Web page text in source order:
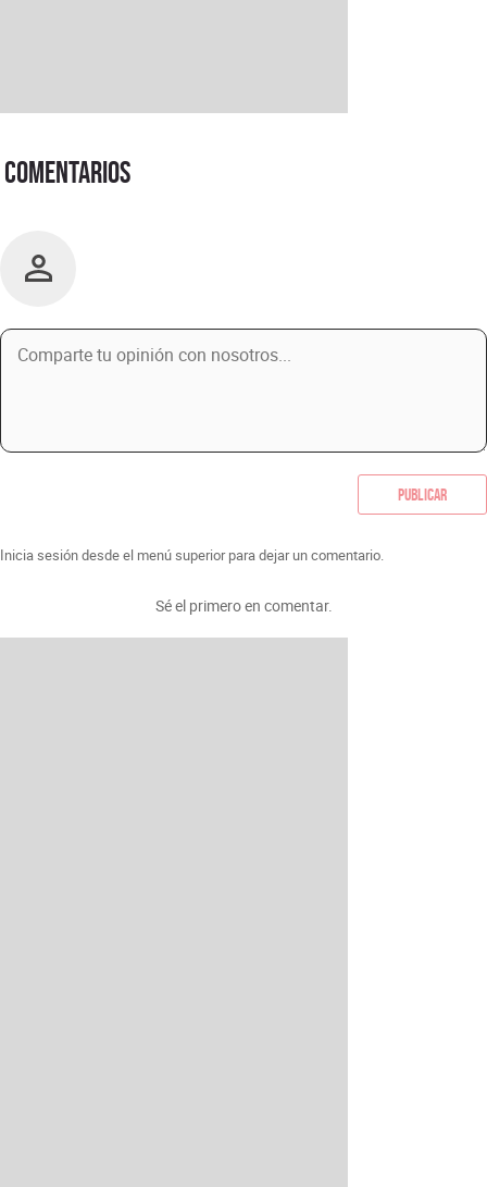
Comentarios
Publicar
Inicia sesión desde el menú superior para dejar un comentario.
Sé el primero en comentar.